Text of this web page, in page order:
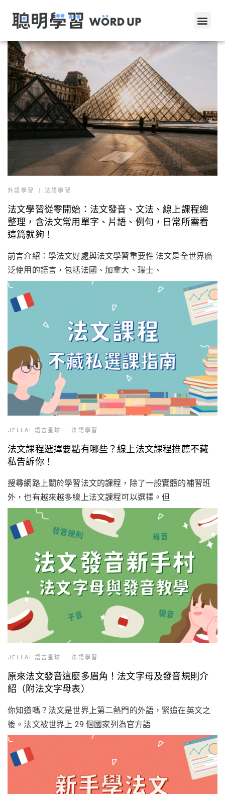
外語學習 法語學習
法文學習從零開始：法文發音、文法、線上課程總
整理，含法文常用單字、片語、例句，日常所需看
這篇就夠！
前言介紹：學法文好處與法文學習重要性 法文是全世界廣
泛使用的語言，包括法國、加拿大、瑞士、
JELLA! 語言星球 法語學習
法文課程選擇要點有哪些？線上法文課程推薦不藏
私告訴你！
搜尋網路上關於學習法文的課程，除了一般實體的補習班
外，也有越來越多線上法文課程可以選擇。但
JELLA! 語言星球 法語學習
原來法文發音這麼多眉角！法文字母及發音規則介
紹（附法文字母表）
你知道嗎？法文是世界上第二熱門的外語，緊追在英文之
後。法文被世界上 29 個國家列為官方語